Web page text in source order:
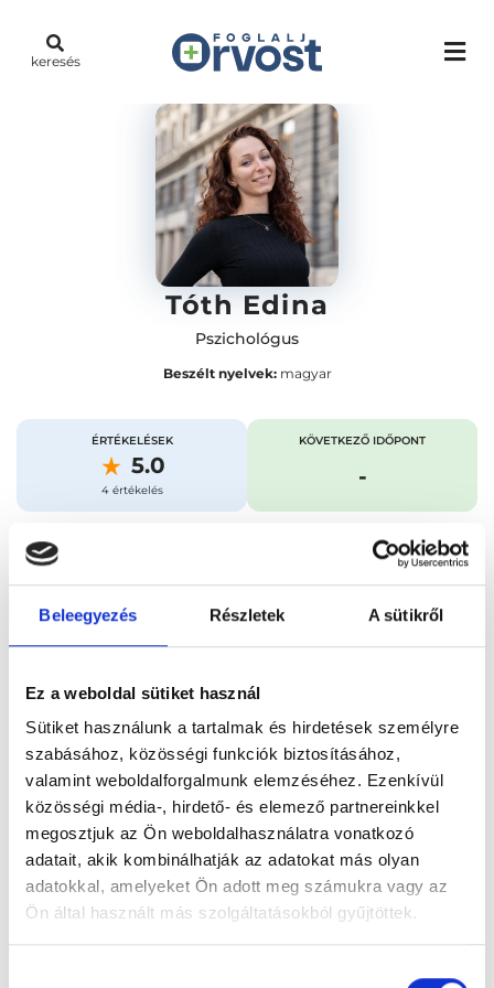
Beleegyezés Részletek A sütikről
Ez a weboldal sütiket használ
Sütiket használunk a tartalmak és hirdetések személyre
szabásához, közösségi funkciók biztosításához,
valamint weboldalforgalmunk elemzéséhez. Ezenkívül
közösségi média-, hirdető- és elemező partnereinkkel
megosztjuk az Ön weboldalhasználatra vonatkozó
adatait, akik kombinálhatják az adatokat más olyan
adatokkal, amelyeket Ön adott meg számukra vagy az
Ön által használt más szolgáltatásokból gyűjtöttek.
keresés
Tóth Edina
Pszichológus
Beszélt nyelvek:magyar
ÉRTÉKELÉSEK
5.0
4 értékelés
KÖVETKEZŐ IDŐPONT
-
Időpontfoglalás Vélemények
Foglalj időpontot
Összes szakterület
Főoldal
Pszichológus, Budapest, VII. kerület Tóth Edina